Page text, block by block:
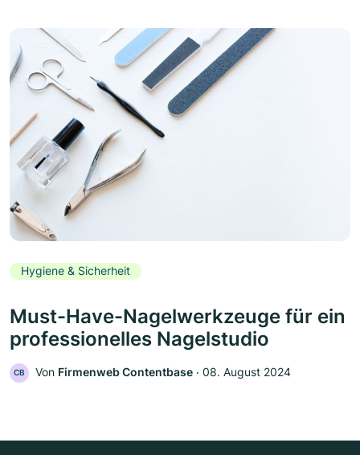
Hygiene & Sicherheit
Must-Have-Nagelwerkzeuge für ein
professionelles Nagelstudio
CB Von Firmenweb Contentbase ‧ 08. August 2024